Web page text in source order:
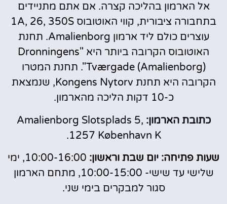
אל הארמון בהליכה קצרה. אם אתם מתניידים
בתחבורה ציבורית, קווי האוטובוס 1A, 26, 350S
עוצרים כולם ליד ארמון Amalienborg. תחנת
האוטובוס הקרובה ביותר היא "Dronningens
Tværgade (Amalienborg)". תחנת המטרו
הקרובה היא תחנת Kongens Nytorv, שנמצאת
כ-10 דקות הליכה מהארמון.
כתובת הארמון: Amalienborg Slotsplads 5,
1257 København K.
שעות פתיחה: יום שבת וראשון:
10:00-16:00, ימי
שלישי עד שישי- 10:00-15:00, מתחם הארמון
סגור למבקרים בימי שני.